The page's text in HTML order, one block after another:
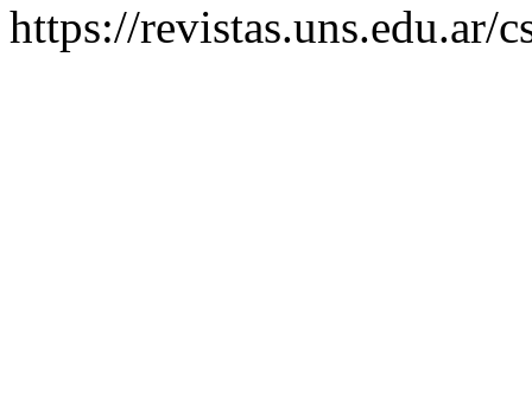
https://revistas.uns.edu.ar/